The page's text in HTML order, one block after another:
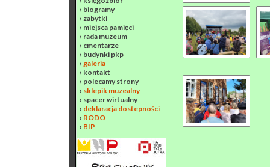
› biogramy
› zabytki
› miejsca pamięci
› rada muzeum
› cmentarze
› budynki pkp
› galeria
› kontakt
› polecamy strony
› sklepik muzealny
› spacer wirtualny
› deklaracja dostepności
› RODO
› BIP